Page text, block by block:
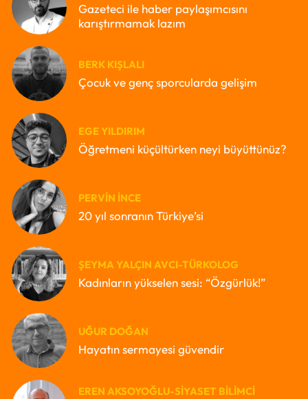
Gazeteci ile haber paylaşımcısını
karıştırmamak lazım
BERK KIŞLALI
Çocuk ve genç sporcularda gelişim
EGE YILDIRIM
Öğretmeni küçültürken neyi büyüttünüz?
PERVIN İNCE
20 yıl sonranın Türkiye’si
ŞEYMA YALÇIN AVCI-TÜRKOLOG
Kadınların yükselen sesi: “Özgürlük!”
UĞUR DOĞAN
Hayatın sermayesi güvendir
EREN AKSOYOĞLU-SIYASET BILIMCI